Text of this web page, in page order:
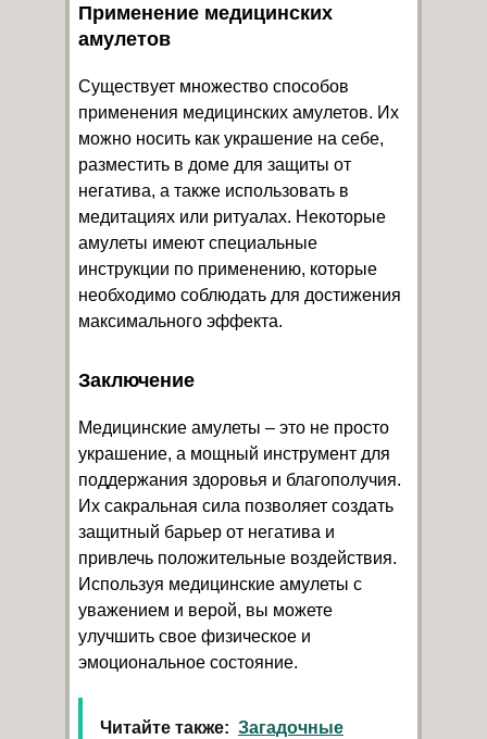
Применение медицинских
амулетов
Существует множество способов
применения медицинских амулетов. Их
можно носить как украшение на себе,
разместить в доме для защиты от
негатива, а также использовать в
медитациях или ритуалах. Некоторые
амулеты имеют специальные
инструкции по применению, которые
необходимо соблюдать для достижения
максимального эффекта.
Заключение
Медицинские амулеты – это не просто
украшение, а мощный инструмент для
поддержания здоровья и благополучия.
Их сакральная сила позволяет создать
защитный барьер от негатива и
привлечь положительные воздействия.
Используя медицинские амулеты с
уважением и верой, вы можете
улучшить свое физическое и
эмоциональное состояние.
Читайте также: Загадочные